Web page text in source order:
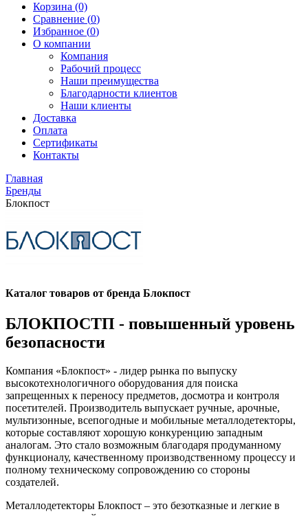
Корзина (0)
Сравнение (0)
Избранное (0)
О компании
Компания
Рабочий процесс
Наши преимущества
Благодарности клиентов
Наши клиенты
Доставка
Оплата
Сертификаты
Контакты
Главная
Бренды
Блокпост
Каталог товаров от бренда Блокпост
БЛОКПОСТП - повышенный уровень
безопасности
Компания «Блокпост» - лидер рынка по выпуску
высокотехнологичного оборудования для поиска
запрещенных к переносу предметов, досмотра и контроля
посетителей. Производитель выпускает ручные, арочные,
мультизонные, всепогодные и мобильные металлодетекторы,
которые составляют хорошую конкуренцию западным
аналогам. Это стало возможным благодаря продуманному
функционалу, качественному производственному процессу и
полному техническому сопровождению со стороны
создателей.
Металлодетекторы Блокпост – это безотказные и легкие в